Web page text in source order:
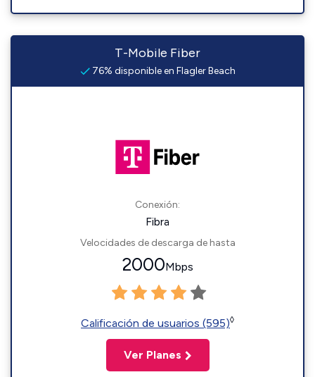
T-Mobile Fiber
76% disponible en Flagler Beach
Conexión:
Fibra
Velocidades de descarga de hasta
2000Mbps
Calificación de usuarios (595)◊
Ver Planes